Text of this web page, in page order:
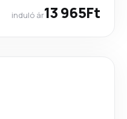
induló ár13 965Ft